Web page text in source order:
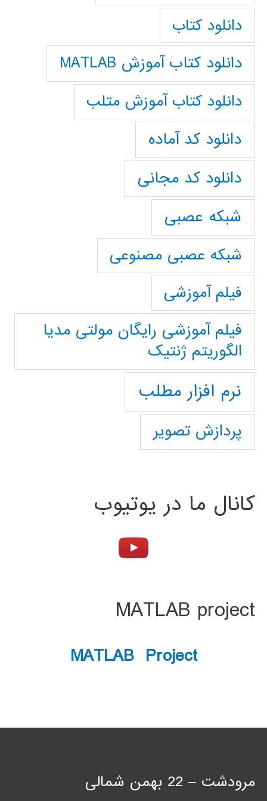
دانلود کتاب
دانلود کتاب آموزش MATLAB
دانلود کتاب آموزش متلب
دانلود کد آماده
دانلود کد مجانی
شبکه عصبی
شبکه عصبی مصنوعی
فیلم آموزشی
فیلم آموزشی رایگان مولتی مدیا
الگوریتم ژنتیک
نرم افزار مطلب
پردازش تصویر
کانال ما در یوتیوب
MATLAB project
MATLAB Project
مرودشت – 22 بهمن شمالی